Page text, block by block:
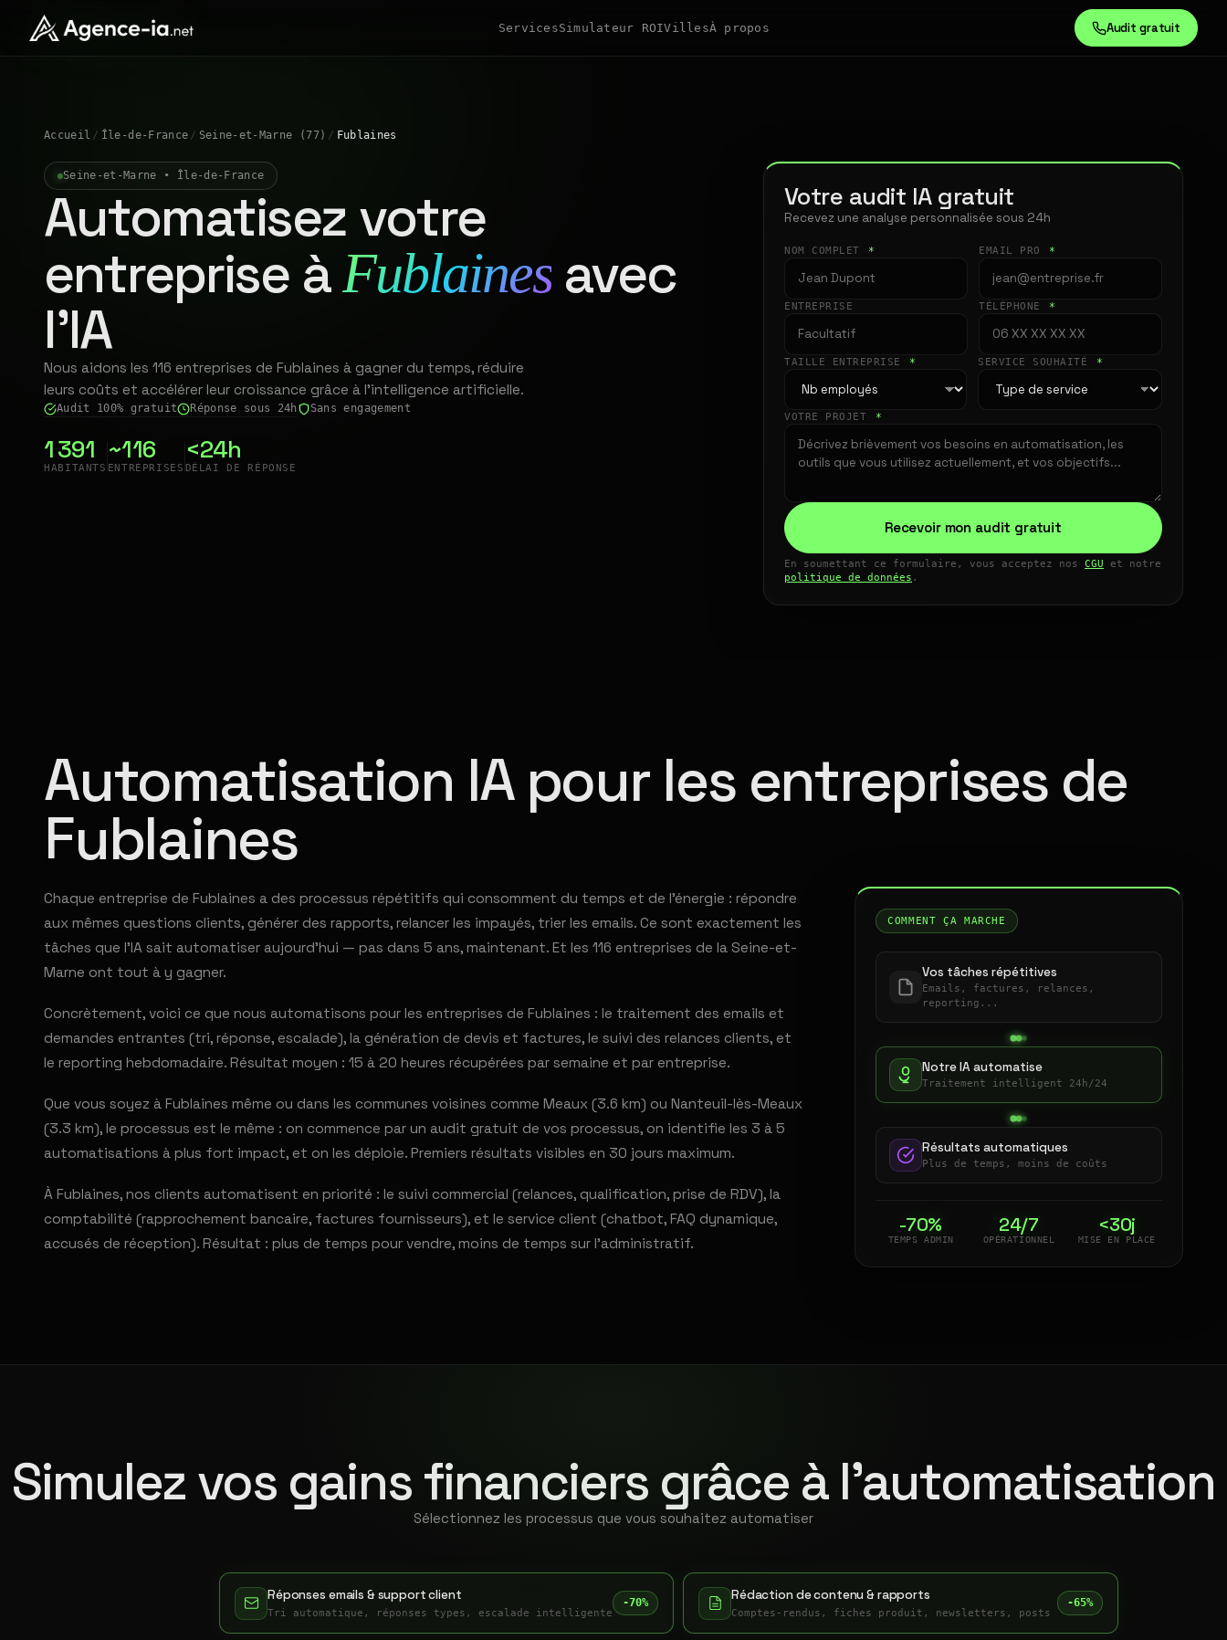
ServicesSimulateur ROIVillesÀ propos Audit gratuit
Accueil / Île-de-France / Seine-et-Marne (77) / Fublaines
Seine-et-Marne • Île-de-France
Automatisez votre
entreprise àFublaines avec
l'IA
Nous aidons les 116 entreprises de Fublaines à gagner du temps, réduire
leurs coûts et accélérer leur croissance grâce à l'intelligence artificielle.
Audit 100% gratuit Réponse sous 24h Sans engagement
1 391
HABITANTS
~116
ENTREPRISES
<24h
DÉLAI DE RÉPONSE
Votre audit IA gratuit
Recevez une analyse personnalisée sous 24h
NOM COMPLET * EMAIL PRO *
ENTREPRISE TÉLÉPHONE *
TAILLE ENTREPRISE * SERVICE SOUHAITÉ *
VOTRE PROJET *
Recevoir mon audit gratuit
En soumettant ce formulaire, vous acceptez nos CGU et notre
politique de données .
Automatisation IA pour les entreprises de
Fublaines
Chaque entreprise de Fublaines a des processus répétitifs qui consomment du temps et de l'énergie : répondre
aux mêmes questions clients, générer des rapports, relancer les impayés, trier les emails. Ce sont exactement les
tâches que l'IA sait automatiser aujourd'hui — pas dans 5 ans, maintenant. Et les 116 entreprises de la Seine-et-
Marne ont tout à y gagner.
Concrètement, voici ce que nous automatisons pour les entreprises de Fublaines : le traitement des emails et
demandes entrantes (tri, réponse, escalade), la génération de devis et factures, le suivi des relances clients, et
le reporting hebdomadaire. Résultat moyen : 15 à 20 heures récupérées par semaine et par entreprise.
Que vous soyez à Fublaines même ou dans les communes voisines comme Meaux (3.6 km) ou Nanteuil-lès-Meaux
(3.3 km), le processus est le même : on commence par un audit gratuit de vos processus, on identifie les 3 à 5
automatisations à plus fort impact, et on les déploie. Premiers résultats visibles en 30 jours maximum.
À Fublaines, nos clients automatisent en priorité : le suivi commercial (relances, qualification, prise de RDV), la
comptabilité (rapprochement bancaire, factures fournisseurs), et le service client (chatbot, FAQ dynamique,
accusés de réception). Résultat : plus de temps pour vendre, moins de temps sur l'administratif.
COMMENT ÇA MARCHE
Vos tâches répétitives
Emails, factures, relances,
reporting...
Notre IA automatise
Traitement intelligent 24h/24
Résultats automatiques
Plus de temps, moins de coûts
-70%
TEMPS ADMIN
24/7
OPÉRATIONNEL
<30j
MISE EN PLACE
Simulez vos gains financiers grâce à l'automatisation
Sélectionnez les processus que vous souhaitez automatiser
Réponses emails & support client
Tri automatique, réponses types, escalade intelligente
-70% Rédaction de contenu & rapports
Comptes-rendus, fiches produit, newsletters, posts
-65%